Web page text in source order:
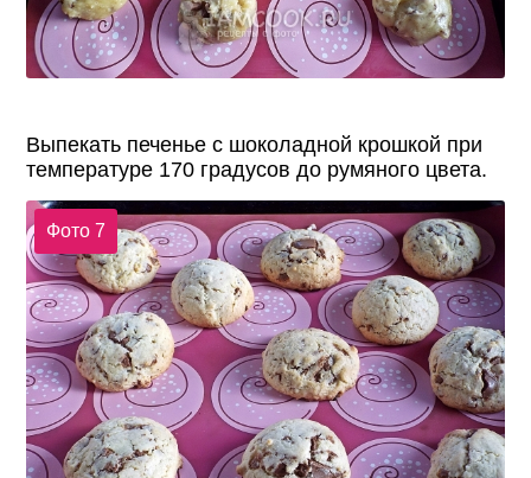
Выпекать печенье с шоколадной крошкой при
температуре 170 градусов до румяного цвета.
Фото 7